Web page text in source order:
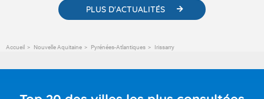
PLUS D'ACTUALITÉS
Accueil Nouvelle Aquitaine Pyrénées-Atlantiques Irissarry